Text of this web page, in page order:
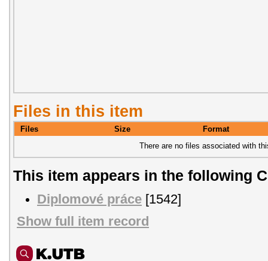
Files in this item
Files Size
Format
There are no files associated with
This item appears in the following
Diplomové práce [1542]
Show full item record